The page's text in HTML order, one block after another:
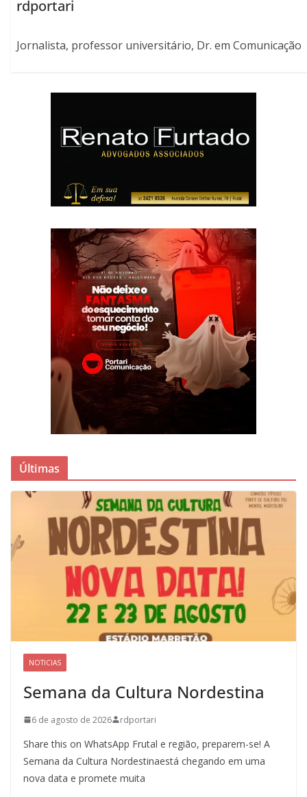
rdportari
Jornalista, professor universitário, Dr. em Comunicação
Últimas
NOTICIAS
Semana da Cultura Nordestina
6 de agosto de 2026 rdportari
Share this on WhatsApp Frutal e região, preparem-se! A
Semana da Cultura Nordestinaestá chegando em uma
nova data e promete muita